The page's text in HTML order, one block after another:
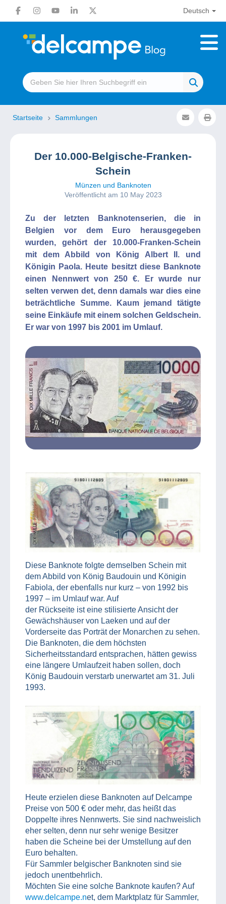
Deutsch
Startseite Sammlungen
Der 10.000-Belgische-Franken-
Schein
Münzen und Banknoten
Veröffentlicht am 10 May 2023
Zu der letzten Banknotenserien, die in
Belgien vor dem Euro herausgegeben
wurden, gehört der 10.000-Franken-Schein
mit dem Abbild von König Albert II. und
Königin Paola. Heute besitzt diese Banknote
einen Nennwert von 250 €. Er wurde nur
selten verwen det, denn damals war dies eine
beträchtliche Summe. Kaum jemand tätigte
seine Einkäufe mit einem solchen Geldschein.
Er war von 1997 bis 2001 im Umlauf.
Diese Banknote folgte demselben Schein mit
dem Abbild von König Baudouin und Königin
Fabiola, der ebenfalls nur kurz – von 1992 bis
1997 – im Umlauf war. Auf
der Rückseite ist eine stilisierte Ansicht der
Gewächshäuser von Laeken und auf der
Vorderseite das Porträt der Monarchen zu sehen.
Die Banknoten, die dem höchsten
Sicherheitsstandard entsprachen, hätten gewiss
eine längere Umlaufzeit haben sollen, doch
König Baudouin verstarb unerwartet am 31. Juli
1993.
Heute erzielen diese Banknoten auf Delcampe
Preise von 500 € oder mehr, das heißt das
Doppelte ihres Nennwerts. Sie sind nachweislich
eher selten, denn nur sehr wenige Besitzer
haben die Scheine bei der Umstellung auf den
Euro behalten.
Für Sammler belgischer Banknoten sind sie
jedoch unentbehrlich.
Möchten Sie eine solche Banknote kaufen? Auf
www.delcampe.net, dem Marktplatz für Sammler,